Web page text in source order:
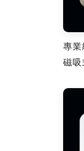
專
磁